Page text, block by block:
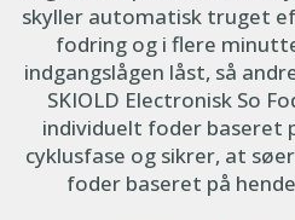
skyller automatisk truget
fodring og i flere
indgangslågen låst, så
SKIOLD Electronisk So
individuelt foder baseret
cyklusfase og sikrer, at
foder baseret på